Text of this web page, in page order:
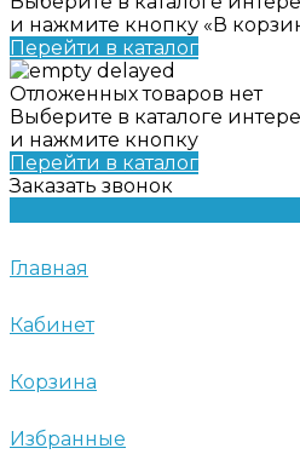
и нажмите кнопку «В
Перейти в каталог
Отложенных товаров нет
Выберите в каталоге
и нажмите кнопку
Перейти в каталог
Заказать звонок
Главная
Кабинет
Корзина
Избранные